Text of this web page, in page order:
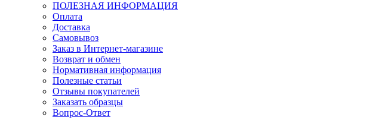
ПОЛЕЗНАЯ ИНФОРМАЦИЯ
Оплата
Доставка
Самовывоз
Заказ в Интернет-магазине
Возврат и обмен
Нормативная информация
Полезные статьи
Отзывы покупателей
Заказать образцы
Вопрос-Ответ